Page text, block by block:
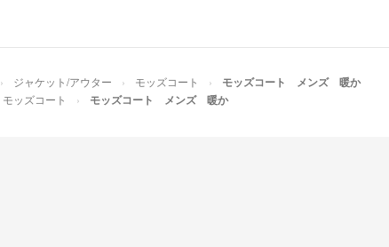
ジャケット/アウター モッズコート モッズコート メンズ 暖か
モッズコート モッズコート メンズ 暖か